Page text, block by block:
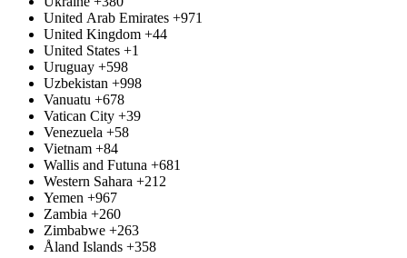
United Arab Emirates +971
United Kingdom +44
United States +1
Uruguay +598
Uzbekistan +998
Vanuatu +678
Vatican City +39
Venezuela +58
Vietnam +84
Wallis and Futuna +681
Western Sahara +212
Yemen +967
Zambia +260
Zimbabwe +263
Åland Islands +358